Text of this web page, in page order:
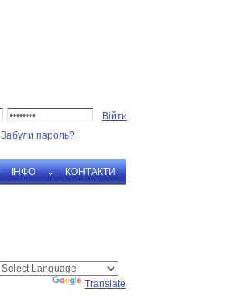
Забули пароль?
IНФО КОНТАКТИ
Translate